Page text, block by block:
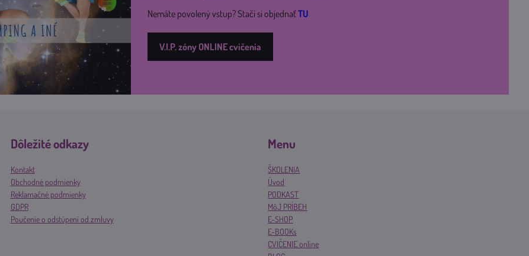
Nemáte povolený vstup? Stačí si objednaťTU
V.I.P. zóny ONLINE cvičenia
Dôležité odkazy
Kontakt
Obchodné podmienky
Reklamačné podmienky
GDPR
Poučenie o odstúpení od zmluvy
Menu
ŠKOLENIA
Úvod
PODKAST
MôJ PRÍBEH
E-SHOP
E-BOOKs
CVIČENIE online